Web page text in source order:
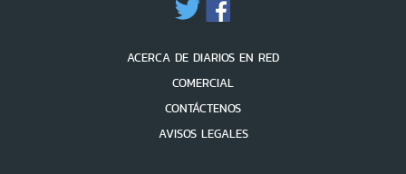
ACERCA DE DIARIOS EN RED
COMERCIAL
CONTÁCTENOS
AVISOS LEGALES